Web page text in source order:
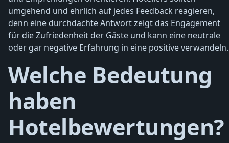
umgehend und ehrlich auf jedes Feedback reagieren,
denn eine durchdachte Antwort zeigt das Engagement
für die Zufriedenheit der Gäste und kann eine neutrale
oder gar negative Erfahrung in eine positive verwandeln.
Welche Bedeutung
haben
Hotelbewertungen?